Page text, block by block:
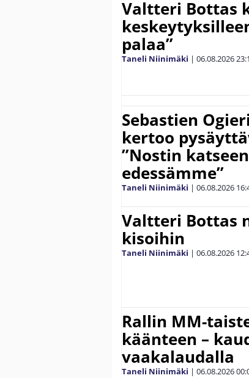
Valtteri Bottas
palaa”
Taneli Niinimäki | 06.08.2026
Sebastien
kertoo
”Nostin
edessämme”
Taneli Niinimäki | 06.08.2026
Valtteri Bottas
kisoihin
Taneli Niinimäki | 06.08.2026
Rallin MM-
käänteen –
vaakalaudalla
Taneli Niinimäki | 06.08.2026